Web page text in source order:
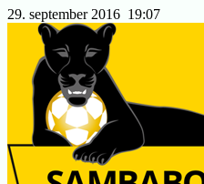
29. september 2016 19:07